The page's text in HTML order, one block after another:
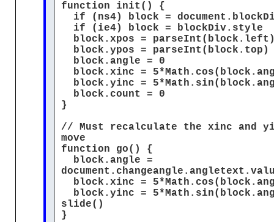
function init() {
if (ns4) block =
if (ie4) block = blockDiv.style
block.xpos =
block.ypos = parseInt(block.top)
block.angle = 0
block.xinc =
block.yinc =
block.count = 0
}
// Must recalculate the xinc and
move
function go() {
block.angle =
block.xinc =
block.yinc =
slide()
}